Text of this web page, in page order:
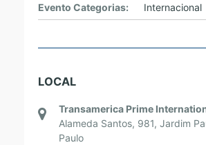
Evento Categorias: Internacional
LOCAL
Transamerica Prime
Alameda Santos, 981, Jardim
Paulo